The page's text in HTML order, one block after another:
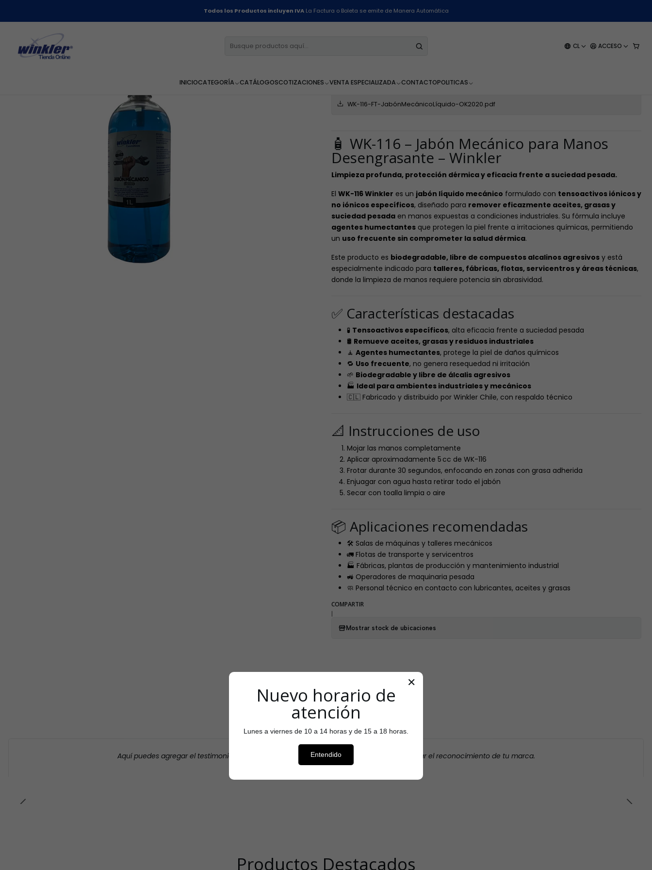
CL ACCESO
INICIOCATEGORÍA CATÁLOGOSCOTIZACIONES VENTA ESPECIALIZADA CONTACTOPOLITICAS
Todos los Productos incluyen IVALa Factura o Boleta se emite de Manera Automática
Inicio Línea Industrial Jabón Mecánico para Manos- WK-116 - 1 Litro
Jabón Mecánico para Manos- WK-116 -
FICHA TECNICA
WK-116-FT-JabónMecánicoLíquido-OK2020.pdf
🧴 WK-116 – Jabón Mecánico para Manos
Desengrasante – Winkler
Limpieza profunda, protección dérmica y eficacia frente a suciedad pesada.
El WK-116 Winkler es un jabón líquido mecánico formulado con tensoactivos iónicos y
no iónicos específicos, diseñado para remover eficazmente aceites, grasas y
suciedad pesadaen manos expuestas a condiciones industriales. Su fórmula incluye
agentes humectantesque protegen la piel frente a irritaciones químicas, permitiendo
un uso frecuente sin comprometer la salud dérmica.
Este producto es biodegradable, libre de compuestos alcalinos agresivosy está
especialmente indicado para talleres, fábricas, flotas, servicentros y áreas técnicas,
donde la limpieza de manos requiere potencia sin abrasividad.
✅ Características destacadas
🧪 Tensoactivos específicos, alta eficacia frente a suciedad pesada
🛢️ Remueve aceites, grasas y residuos industriales
🧘 Agentes humectantes, protege la piel de daños químicos
🔁 Uso frecuente, no genera resequedad ni irritación
🌱 Biodegradable y libre de álcalis agresivos
🏭 Ideal para ambientes industriales y mecánicos
🇨🇱 Fabricado y distribuido por Winkler Chile, con respaldo técnico
📐 Instrucciones de uso
Mojar las manos completamente
Aplicar aproximadamente 5 cc de WK-116
Frotar durante 30 segundos, enfocando en zonas con grasa adherida
Enjuagar con agua hasta retirar todo el jabón
Secar con toalla limpia o aire
📦 Aplicaciones recomendadas
🛠️ Salas de máquinas y talleres mecánicos
🚛 Flotas de transporte y servicentros
🏭 Fábricas, plantas de producción y mantenimiento industrial
🚜 Operadores de maquinaria pesada
🧼 Personal técnico en contacto con lubricantes, aceites y grasas
COMPARTIR
Mostrar stock de ubicaciones
Testimonios
Aquí puedes agregar el testimonio que cada cliente entregó sobre tu tienda para aumentar el reconocimiento de tu marca.
Nombre del autor
Productos Destacados
✕
Nuevo horario de
atención
Lunes a viernes de 10 a 14 horas y de 15 a 18 horas.
Entendido